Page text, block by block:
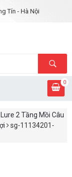
Tín - Hà Nội
0
2 Tầng Mồi Câu
sg-11134201-